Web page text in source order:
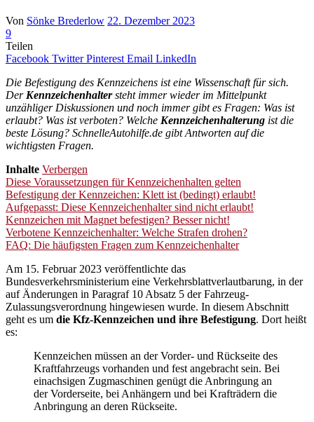
Von Sönke Brederlow 22. Dezember 2023
9
Teilen
Facebook Twitter Pinterest Email LinkedIn
Die Befestigung des Kennzeichens ist eine Wissenschaft für sich.
Der Kennzeichenhaltersteht immer wieder im Mittelpunkt
unzähliger Diskussionen und noch immer gibt es Fragen: Was ist
erlaubt? Was ist verboten? Welche Kennzeichenhalterung ist die
beste Lösung? SchnelleAutohilfe.de gibt Antworten auf die
wichtigsten Fragen.
Inhalte Verbergen
Diese Voraussetzungen für Kennzeichenhalten gelten
Befestigung der Kennzeichen: Klett ist (bedingt) erlaubt!
Aufgepasst: Diese Kennzeichenhalter sind nicht erlaubt!
Kennzeichen mit Magnet befestigen? Besser nicht!
Verbotene Kennzeichenhalter: Welche Strafen drohen?
FAQ: Die häufigsten Fragen zum Kennzeichenhalter
Am 15. Februar 2023 veröffentlichte das
Bundesverkehrsministerium eine Verkehrsblattverlautbarung, in der
auf Änderungen in Paragraf 10 Absatz 5 der Fahrzeug-
Zulassungsverordnung hingewiesen wurde. In diesem Abschnitt
geht es um die Kfz-Kennzeichen und ihre Befestigung. Dort heißt
es:
Kennzeichen müssen an der Vorder- und Rückseite des
Kraftfahrzeugs vorhanden und fest angebracht sein. Bei
einachsigen Zugmaschinen genügt die Anbringung an
der Vorderseite, bei Anhängern und bei Krafträdern die
Anbringung an deren Rückseite.